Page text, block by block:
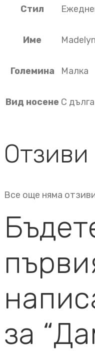
Стил
Име Madelyn
Големина Малка
Вид носене С
Отзиви
Все още няма
за